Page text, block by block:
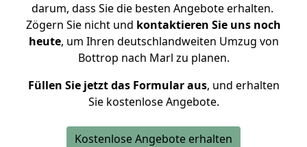
darum, dass Sie die besten Angebote erhalten.
Zögern Sie nicht und kontaktieren Sie uns noch
heute, um Ihren deutschlandweiten Umzug von
Bottrop nach Marl zu planen.
Füllen Sie jetzt das Formular aus, und erhalten
Sie kostenlose Angebote.
Kostenlose Angebote erhalten